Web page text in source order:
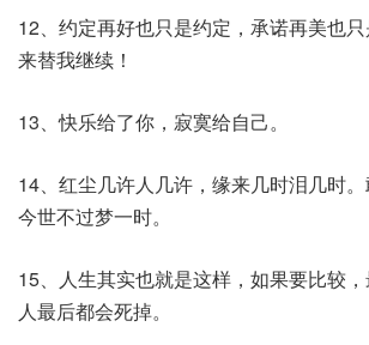
12、约定再好也只是约定，承诺再美也
来替我继续！
13、快乐给了你，寂寞给自己。
14、红尘几许人几许，缘来几时泪几时。
今世不过梦一时。
15、人生其实也就是这样，如果要比较
人最后都会死掉。